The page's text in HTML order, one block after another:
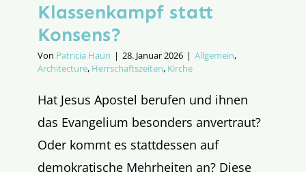
Klassenkampf statt
Konsens?
Von Patricia Haun | 28. Januar 2026 | Allgemein,
Architecture, Herrschaftszeiten, Kirche
Hat Jesus Apostel berufen und ihnen
das Evangelium besonders anvertraut?
Oder kommt es stattdessen auf
demokratische Mehrheiten an? Diese